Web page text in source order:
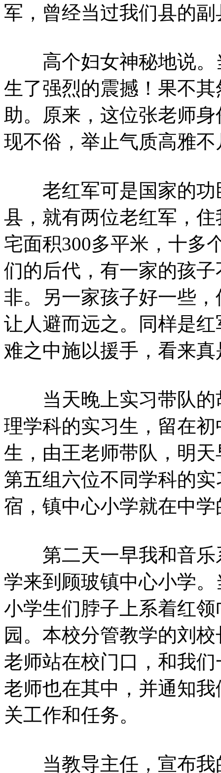
军，曾经当过我们县的副
高个妇女神秘地说。
生了强烈的震撼！果不
助。原来，这位张老师
现不俗，举止气质高雅不
老红军可是国家的功
县，就有两位老红军，
宅面积300多平米，十多
们的后代，有一家的孩
非。另一家孩子好一些
让人避而远之。同样是
难之中施以援手，看来
当天晚上实习带队的
理学科的实习生，留在
生，由王老师带队，明
第五组六位不同学科的
宿，镇中心小学就在中
第二天一早我和音乐
学来到顾玻镇中心小学
小学生们脖子上系着红
园。本校分管教学的刘
老师站在校门口，和我
老师也在其中，并通知
关工作和任务。
当教导主任，宣布我